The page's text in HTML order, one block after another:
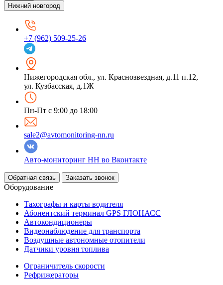
Нижний новгород
+7 (962) 509-25-26
Нижегородская обл., ул. Краснозвездная, д.11 п.12,
ул. Кузбасская, д.1Ж
Пн-Пт с 9:00 до 18:00
sale2@avtomonitoring-nn.ru
Авто-мониторинг НН во Вконтакте
Обратная связь Заказать звонок
Оборудование
Тахографы и карты водителя
Абонентский терминал GPS ГЛОНАСС
Автокондиционеры
Видеонаблюдение для транспорта
Воздушные автономные отопители
Датчики уровня топлива
Ограничитель скорости
Рефрижераторы